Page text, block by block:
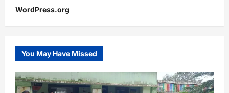
WordPress.org
You May Have Missed